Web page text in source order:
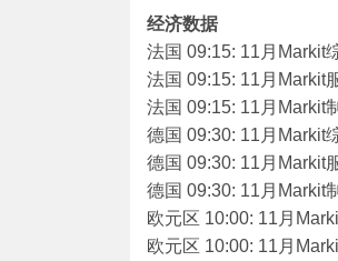
经济数据
法国 09:15: 11月Markit
法国 09:15: 11月Markit
法国 09:15: 11月Markit
德国 09:30: 11月Markit
德国 09:30: 11月Markit
德国 09:30: 11月Markit
欧元区 10:00: 11月
欧元区 10:00: 11月